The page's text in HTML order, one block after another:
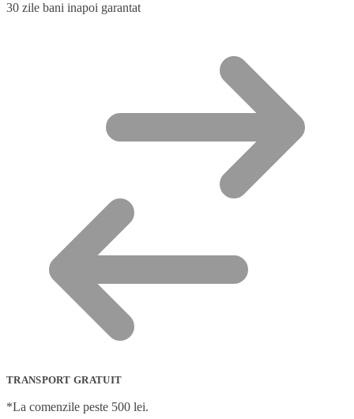
30 zile bani inapoi garantat
TRANSPORT GRATUIT
*La comenzile peste 500 lei.